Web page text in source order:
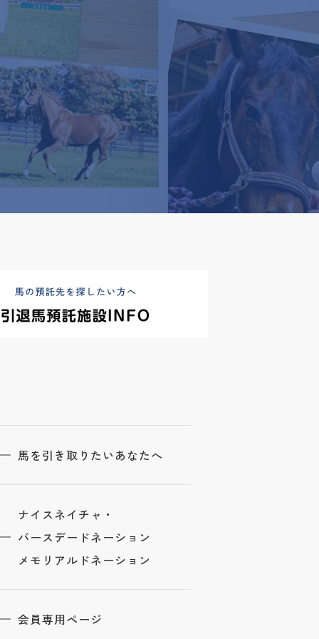
馬を引き取りたいあなたへ
ナイスネイチャ・
バースデードネーション
メモリアルドネーション
会員専用ページ